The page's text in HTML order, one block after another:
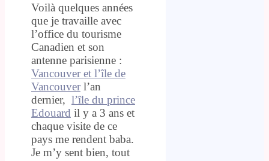
Voilà quelques années
que je travaille avec
l’office du tourisme
Canadien et son
antenne parisienne :
Vancouver et l’île de
Vancouver l’an
dernier, l’île du prince
Edouard il y a 3 ans et
chaque visite de ce
pays me rendent baba.
Je m’y sent bien, tout